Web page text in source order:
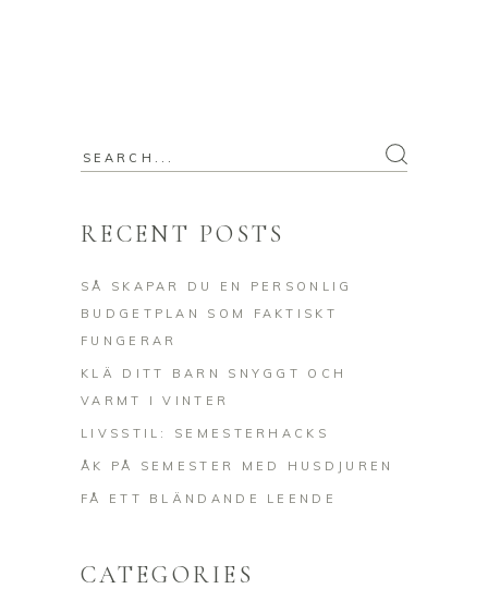
Search
RECENT POSTS
SÅ SKAPAR DU EN PERSONLIG
BUDGETPLAN SOM FAKTISKT
FUNGERAR
KLÄ DITT BARN SNYGGT OCH
VARMT I VINTER
LIVSSTIL: SEMESTERHACKS
ÅK PÅ SEMESTER MED HUSDJUREN
FÅ ETT BLÄNDANDE LEENDE
CATEGORIES